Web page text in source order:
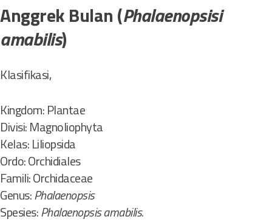
Anggrek Bulan (Phalaenopsisi
amabilis)
Klasifikasi,
Kingdom: Plantae
Divisi: Magnoliophyta
Kelas: Liliopsida
Ordo: Orchidiales
Famili: Orchidaceae
Genus:Phalaenopsis
Spesies:Phalaenopsis amabilis.